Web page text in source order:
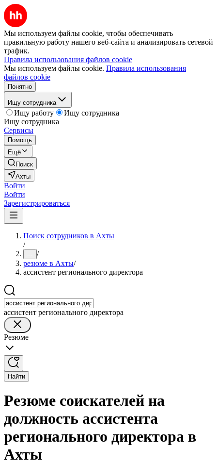
Мы используем файлы cookie, чтобы обеспечивать
правильную работу нашего веб-сайта и анализировать сетевой
трафик.
Правила использования файлов cookie
Мы используем файлы cookie. Правила использования
файлов cookie
Понятно
Ищу сотрудника
Ищу работу
Ищу сотрудника
Ищу сотрудника
Сервисы
Помощь
Ещё
Поиск
Ахты
Войти
Войти
Зарегистрироваться
Поиск сотрудников в Ахты
/
... /
резюме в Ахты/
ассистент регионального директора
ассистент регионального директора
Резюме
Найти
Резюме соискателей на
должность ассистента
регионального директора в
Ахты